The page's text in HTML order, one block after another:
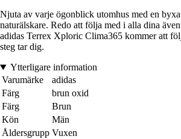
Njuta av varje ögonblick utomhus med en
naturälskare. Redo att följa med i alla dina
adidas Terrex Xploric Clima365 kommer att
steg tar dig.
Ytterligare information
Varumärke
adidas
Färg
brun oxid
Färg
Brun
Kön
Män
Åldersgrupp Vuxen